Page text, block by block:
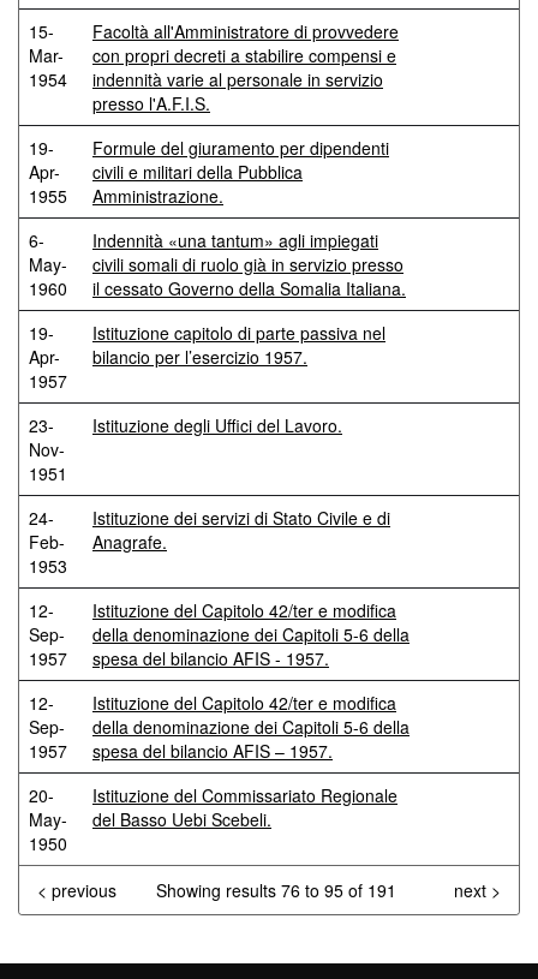
15-
Mar-
1954
Facoltà all'Amministratore di provvedere
con propri decreti a stabilire compensi e
indennità varie al personale in servizio
presso l'A.F.I.S.
19-
Apr-
1955
Formule del giuramento per dipendenti
civili e militari della Pubblica
Amministrazione.
6-
May-
1960
Indennità «una tantum» agli impiegati
civili somali di ruolo già in servizio presso
il cessato Governo della Somalia Italiana.
19-
Apr-
1957
Istituzione capitolo di parte passiva nel
bilancio per l’esercizio 1957.
23-
Nov-
1951
Istituzione degli Uffici del Lavoro.
24-
Feb-
1953
Istituzione dei servizi di Stato Civile e di
Anagrafe.
12-
Sep-
1957
Istituzione del Capitolo 42/ter e modifica
della denominazione dei Capitoli 5-6 della
spesa del bilancio AFIS - 1957.
12-
Sep-
1957
Istituzione del Capitolo 42/ter e modifica
della denominazione dei Capitoli 5-6 della
spesa del bilancio AFIS – 1957.
20-
May-
1950
Istituzione del Commissariato Regionale
del Basso Uebi Scebeli.
Showing results 76 to 95 of 191
< previous next >